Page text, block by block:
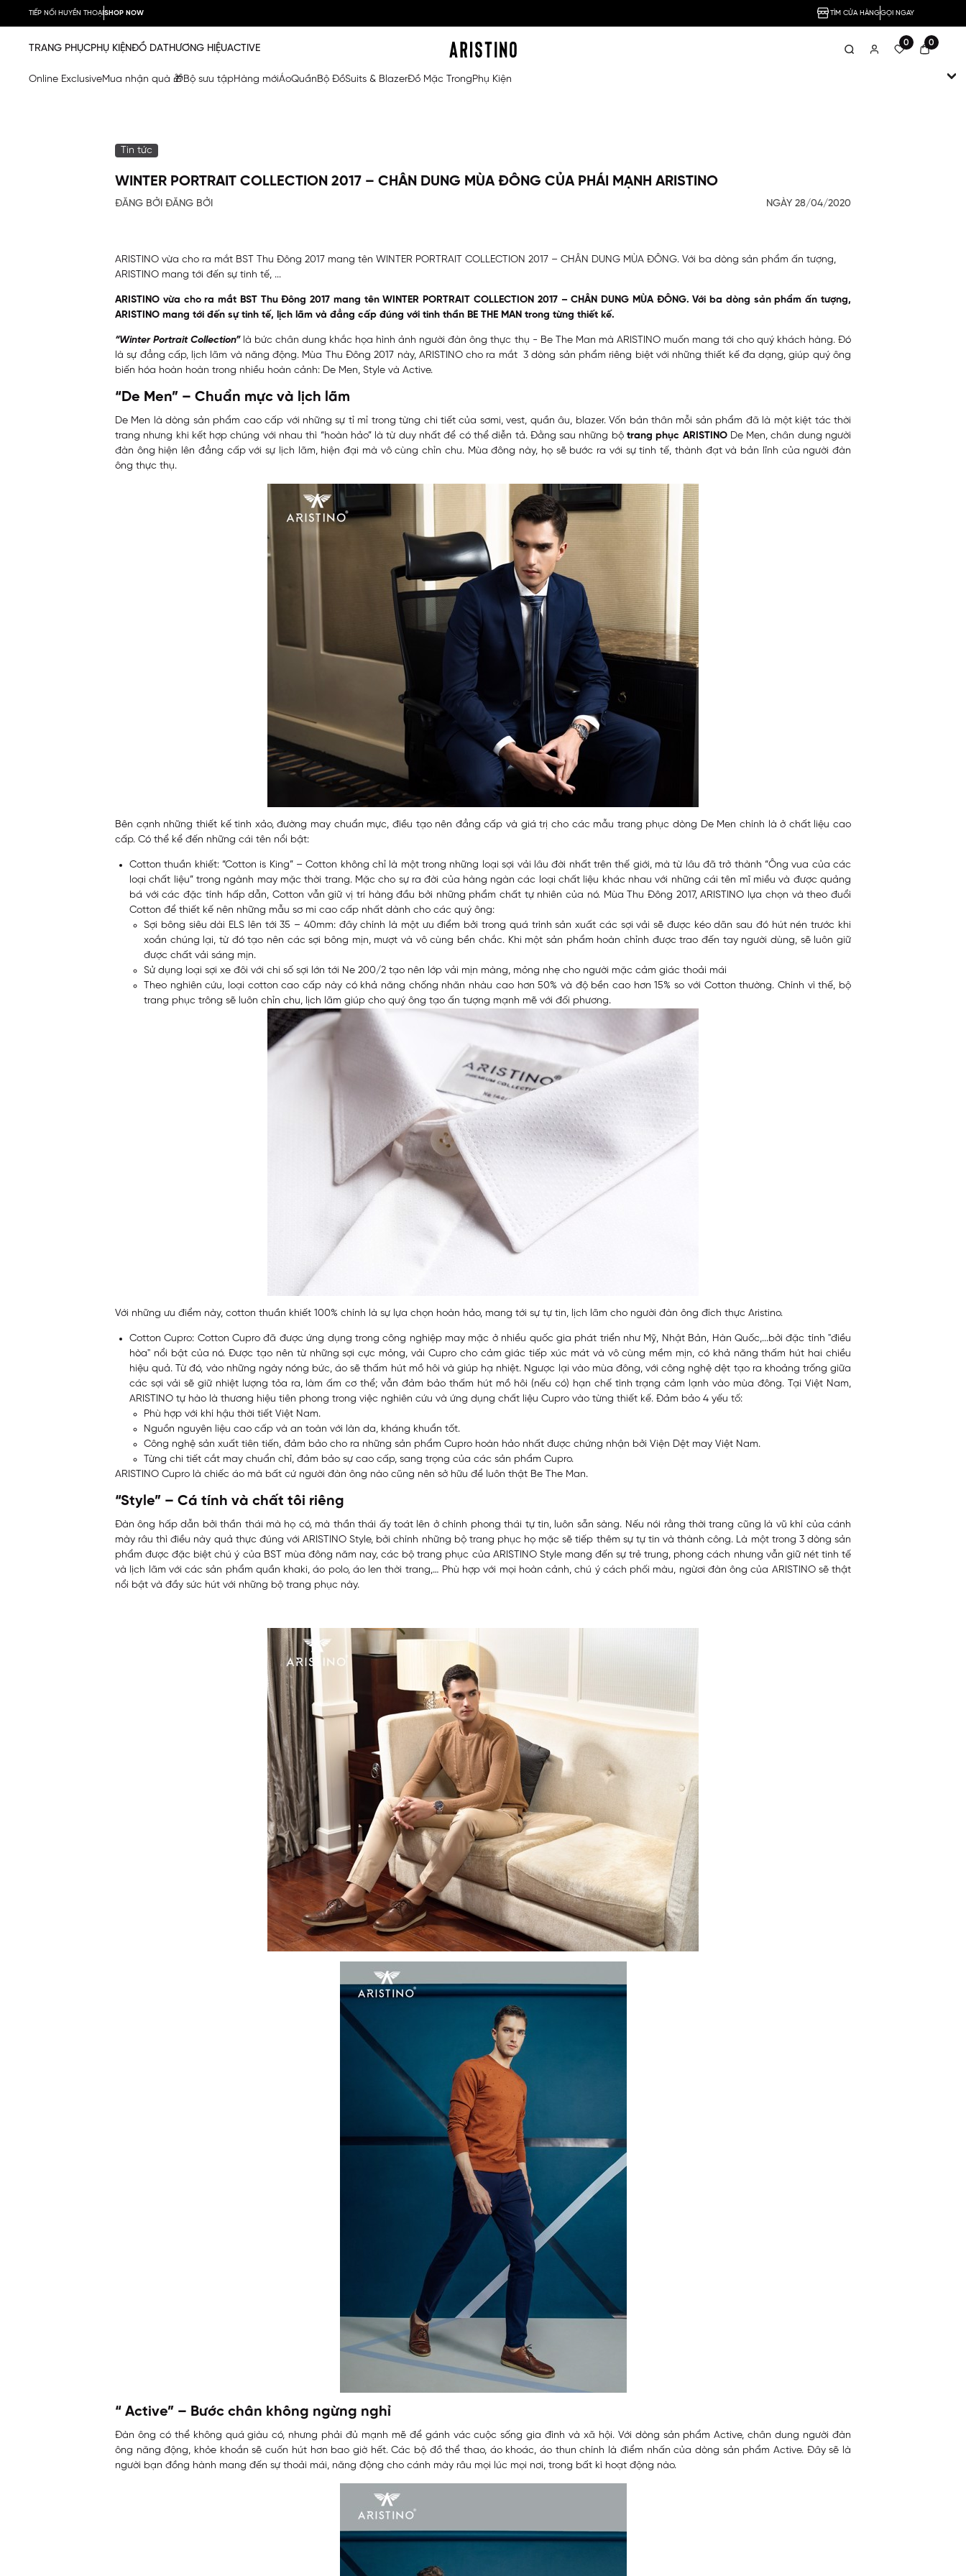
TIẾP NỐI HUYỀN THOẠISHOP NOW TÌM CỬA HÀNGGỌI NGAY
0 0
TRANG PHỤCPHỤ KIỆNĐỒ DATHƯƠNG HIỆUACTIVE
Online ExclusiveMua nhận quà 🎁Bộ sưu tậpHàng mớiÁoQuầnBộ ĐồSuits & BlazerĐồ Mặc TrongPhụ Kiện
Tin tức
WINTER PORTRAIT COLLECTION 2017 – CHÂN DUNG MÙA ĐÔNG CỦA PHÁI MẠNH ARISTINO
ĐĂNG BỞI ĐĂNG BỞI NGÀY 28/04/2020
ARISTINO vừa cho ra mắt BST Thu Đông 2017 mang tên WINTER PORTRAIT COLLECTION 2017 – CHÂN DUNG MÙA ĐÔNG. Với ba dòng sản phẩm ấn tượng,
ARISTINO mang tới đến sự tinh tế, ...
ARISTINO vừa cho ra mắt BST Thu Đông 2017 mang tênWINTER PORTRAIT COLLECTION 2017– CHÂN DUNG MÙA ĐÔNG. Với ba dòng sản phẩm ấn tượng,
ARISTINO mang tới đến sự tinh tế, lịch lãm và đẳng cấp đúng với tinh thần BE THE MAN trong từng thiết kế.
“Winter Portrait Collection”là bức chân dung khắc họa hình ảnh người đàn ông thực thụ - Be The Man mà ARISTINO muốn mang tới cho quý khách hàng. Đó
là sự đẳng cấp, lịch lãm và năng động. Mùa Thu Đông 2017 này, ARISTINO cho ra mắt 3 dòng sản phẩm riêng biệt với những thiết kế đa dạng, giúp quý ông
biến hóa hoàn hoàn trong nhiều hoàn cảnh: De Men, Style và Active.
“De Men” – Chuẩn mực và lịch lãm
De Men là dòng sản phẩm cao cấp với những sự tỉ mỉ trong từng chi tiết của sơmi, vest, quần âu, blazer. Vốn bản thân mỗi sản phẩm đã là một kiệt tác thời
trang nhưng khi kết hợp chúng với nhau thì “hoàn hảo” là từ duy nhất để có thể diễn tả. Đằng sau những bộ trang phục ARISTINODe Men, chân dung người
đàn ông hiện lên đẳng cấp với sự lịch lãm, hiện đại mà vô cùng chỉn chu. Mùa đông này, họ sẽ bước ra với sự tinh tế, thành đạt và bản lĩnh của người đàn
ông thực thụ.
Bên cạnh những thiết kế tinh xảo, đường may chuẩn mực, điều tạo nên đẳng cấp và giá trị cho các mẫu trang phục dòng De Men chính là ở chất liệu cao
cấp. Có thể kể đến những cái tên nổi bật:
Cotton thuần khiết: “Cotton is King” – Cotton không chỉ là một trong những loại sợi vải lâu đời nhất trên thế giới, mà từ lâu đã trở thành “Ông vua của các
loại chất liệu” trong ngành may mặc thời trang. Mặc cho sự ra đời của hàng ngàn các loại chất liệu khác nhau với những cái tên mĩ miều và được quảng
bá với các đặc tính hấp dẫn, Cotton vẫn giữ vị trí hàng đầu bởi những phẩm chất tự nhiên của nó. Mùa Thu Đông 2017, ARISTINO lựa chọn và theo đuổi
Cotton để thiết kế nên những mẫu sơ mi cao cấp nhất dành cho các quý ông:
Sợi bông siêu dài ELS lên tới 35 – 40mm: đây chính là một ưu điểm bởi trong quá trình sản xuất các sợi vải sẽ được kéo dãn sau đó hút nén trước khi
xoắn chúng lại, từ đó tạo nên các sợi bông mịn, mượt và vô cùng bền chắc. Khi một sản phẩm hoàn chỉnh được trao đến tay người dùng, sẽ luôn giữ
được chất vải sáng mịn.
Sử dụng loại sợi xe đôi với chi số sợi lớn tới Ne 200/2 tạo nên lớp vải mịn màng, mỏng nhẹ cho người mặc cảm giác thoải mái
Theo nghiên cứu, loại cotton cao cấp này có khả năng chống nhăn nhàu cao hơn 50% và độ bền cao hơn 15% so với Cotton thường. Chính vì thế, bộ
trang phục trông sẽ luôn chỉn chu, lịch lãm giúp cho quý ông tạo ấn tượng mạnh mẽ với đối phương.
Với những ưu điểm này, cotton thuần khiết 100% chính là sự lựa chọn hoàn hảo, mang tới sự tự tin, lịch lãm cho người đàn ông đích thực Aristino.
Cotton Cupro: Cotton Cupro đã được ứng dụng trong công nghiệp may mặc ở nhiều quốc gia phát triển như Mỹ, Nhật Bản, Hàn Quốc,...bởi đặc tính "điều
hòa" nổi bật của nó. Được tạo nên từ những sợi cực mỏng, vải Cupro cho cảm giác tiếp xúc mát và vô cùng mềm mịn, có khả năng thấm hút hai chiều
hiệu quả. Từ đó, vào những ngày nóng bức, áo sẽ thấm hút mồ hôi và giúp hạ nhiệt. Ngược lại vào mùa đông, với công nghệ dệt tạo ra khoảng trống giữa
các sợi vải sẽ giữ nhiệt lượng tỏa ra, làm ấm cơ thể; vẫn đảm bảo thấm hút mồ hôi (nếu có) hạn chế tình trạng cảm lạnh vào mùa đông. Tại Việt Nam,
ARISTINO tự hào là thương hiệu tiên phong trong việc nghiên cứu và ứng dụng chất liệu Cupro vào từng thiết kế. Đảm bảo 4 yếu tố:
Phù hợp với khí hậu thời tiết Việt Nam.
Nguồn nguyên liệu cao cấp và an toàn với làn da, kháng khuẩn tốt.
Công nghệ sản xuất tiên tiến, đảm bảo cho ra những sản phẩm Cupro hoàn hảo nhất được chứng nhận bởi Viện Dệt may Việt Nam.
Từng chi tiết cắt may chuẩn chỉ, đảm bảo sự cao cấp, sang trọng của các sản phẩm Cupro.
ARISTINO Cupro là chiếc áo mà bất cứ người đàn ông nào cũng nên sở hữu để luôn thật Be The Man.
“Style” – Cá tính và chất tôi riêng
Đàn ông hấp dẫn bởi thần thái mà họ có, mà thần thái ấy toát lên ở chính phong thái tự tin, luôn sẵn sàng. Nếu nói rằng thời trang cũng là vũ khí của cánh
mày râu thì điều này quả thực đúng với ARISTINO Style, bởi chính những bộ trang phục họ mặc sẽ tiếp thêm sự tự tin và thành công. Là một trong 3 dòng sản
phẩm được đặc biệt chú ý của BST mùa đông năm nay, các bộ trang phục của ARISTINO Style mang đến sự trẻ trung, phong cách nhưng vẫn giữ nét tinh tế
và lịch lãm với các sản phẩm quần khaki, áo polo, áo len thời trang,… Phù hợp với mọi hoàn cảnh, chú ý cách phối màu, ngừơi đàn ông của ARISTINO sẽ thật
nổi bật và đầy sức hút với những bộ trang phục này.
“ Active” – Bước chân không ngừng nghỉ
Đàn ông có thể không quá giàu có, nhưng phải đủ mạnh mẽ để gánh vác cuộc sống gia đình và xã hội. Với dòng sản phẩm Active, chân dung người đàn
ông năng động, khỏe khoắn sẽ cuốn hút hơn bao giờ hết. Các bộ đồ thể thao, áo khoác, áo thun chính là điểm nhấn của dòng sản phẩm Active. Đây sẽ là
người bạn đồng hành mang đến sự thoải mái, năng động cho cánh mày râu mọi lúc mọi nơi, trong bất kì hoạt động nào.